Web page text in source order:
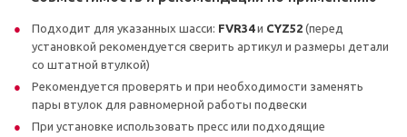
Подходит для указанных шасси: FVR34и CYZ52 (перед
установкой рекомендуется сверить артикул и размеры детали
со штатной втулкой)
Рекомендуется проверять и при необходимости заменять
пары втулок для равномерной работы подвески
При установке использовать пресс или подходящие